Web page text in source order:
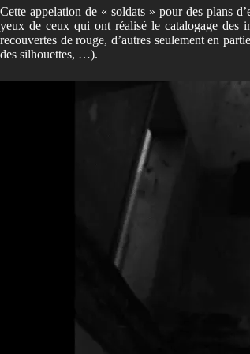
Cette appelation de « soldats » pour des plans
yeux de ceux qui ont réalisé le catalogage des
recouvertes de rouge, d’autres seulement en
des silhouettes, …).